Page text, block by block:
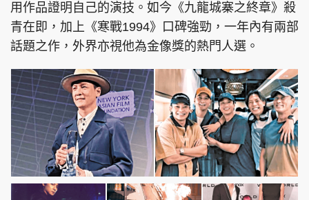
用作品證明自己的演技。如今《九龍城寨之終章》殺
青在即，加上《寒戰1994》口碑強勁，一年內有兩部
話題之作，外界亦視他為金像獎的熱門人選。